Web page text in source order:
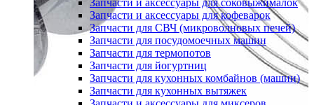
Запчасти и аксессуары для соковыжималок
Запчасти и аксессуары для кофеварок
Запчасти для СВЧ (микроволновых печей)
Запчасти для посудомоечных машин
Запчасти для термопотов
Запчасти для йогуртниц
Запчасти для кухонных комбайнов (машин)
Запчасти для кухонных вытяжек